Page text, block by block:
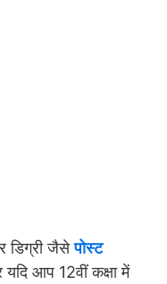
डिग्री जैसेपोस्ट
आप 12वीं कक्षा में